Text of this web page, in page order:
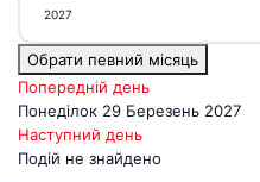
Обрати певний місяць
Попередній день
Понеділок 29 Березень 2027
Наступний день
Подій не знайдено